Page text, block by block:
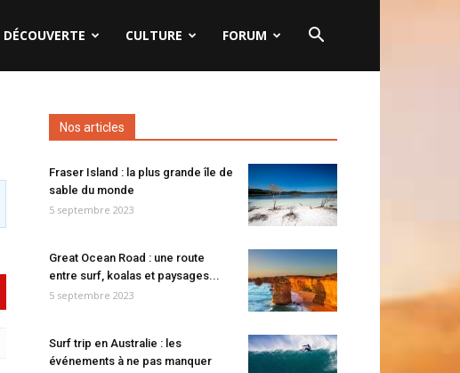
DÉCOUVERTE CULTURE FORUM
Nos articles
Fraser Island : la plus grande île de
sable du monde
5 septembre 2023
Great Ocean Road : une route
entre surf, koalas et paysages...
5 septembre 2023
Surf trip en Australie : les
événements à ne pas manquer